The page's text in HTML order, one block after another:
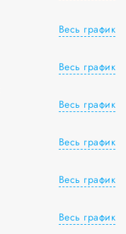
Весь график
Весь график
Весь график
Весь график
Весь график
Весь график